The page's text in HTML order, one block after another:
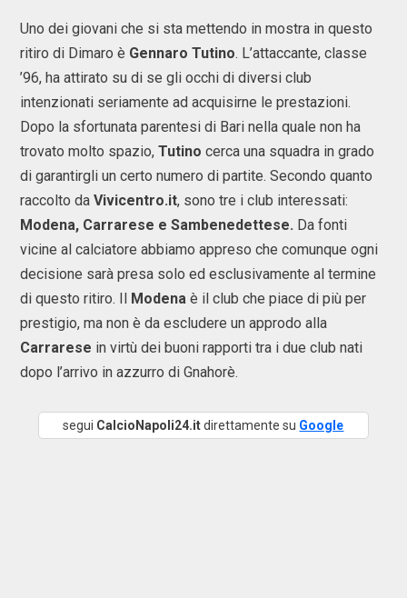
Uno dei giovani che si sta mettendo in mostra in questo
ritiro di Dimaro è Gennaro Tutino. L’attaccante, classe
’96, ha attirato su di se gli occhi di diversi club
intenzionati seriamente ad acquisirne le prestazioni.
Dopo la sfortunata parentesi di Bari nella quale non ha
trovato molto spazio, Tutino cerca una squadra in grado
di garantirgli un certo numero di partite. Secondo quanto
raccolto da Vivicentro.it, sono tre i club interessati:
Modena, Carrarese e Sambenedettese. Da fonti
vicine al calciatore abbiamo appreso che comunque ogni
decisione sarà presa solo ed esclusivamente al termine
di questo ritiro. Il Modena è il club che piace di più per
prestigio, ma non è da escludere un approdo alla
Carrarese in virtù dei buoni rapporti tra i due club nati
dopo l’arrivo in azzurro di Gnahorè.
segui CalcioNapoli24.itdirettamente su Google